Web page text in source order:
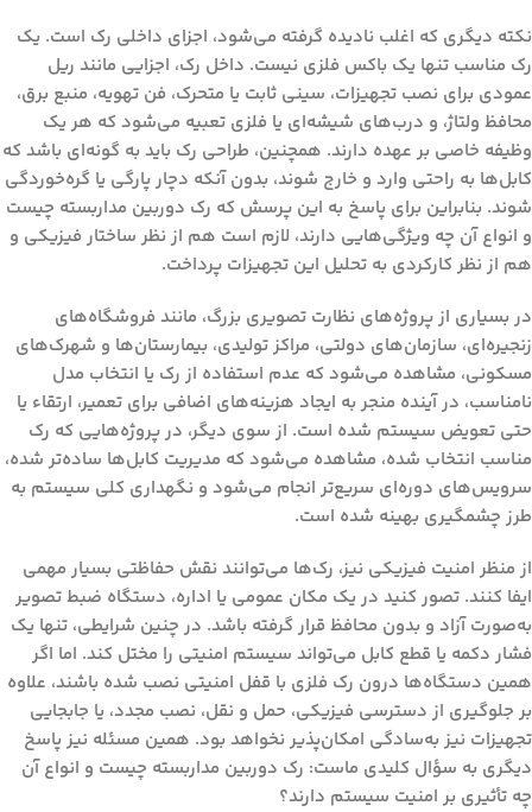
نکته دیگری که اغلب نادیده گرفته می‌شود، اجزای داخلی رک است. یک
رک مناسب تنها یک باکس فلزی نیست. داخل رک، اجزایی مانند ریل
عمودی برای نصب تجهیزات، سینی ثابت یا متحرک، فن تهویه، منبع برق،
محافظ ولتاژ، و درب‌های شیشه‌ای یا فلزی تعبیه می‌شود که هر یک
وظیفه خاصی بر عهده دارند. همچنین، طراحی رک باید به گونه‌ای باشد که
کابل‌ها به راحتی وارد و خارج شوند، بدون آنکه دچار پارگی یا گره‌خوردگی
شوند. بنابراین برای پاسخ به این پرسش که رک دوربین مداربسته چیست
و انواع آن چه ویژگی‌هایی دارند، لازم است هم از نظر ساختار فیزیکی و
هم از نظر کارکردی به تحلیل این تجهیزات پرداخت.
در بسیاری از پروژه‌های نظارت تصویری بزرگ، مانند فروشگاه‌های
زنجیره‌ای، سازمان‌های دولتی، مراکز تولیدی، بیمارستان‌ها و شهرک‌های
مسکونی، مشاهده می‌شود که عدم استفاده از رک یا انتخاب مدل
نامناسب، در آینده منجر به ایجاد هزینه‌های اضافی برای تعمیر، ارتقاء یا
حتی تعویض سیستم شده است. از سوی دیگر، در پروژه‌هایی که رک
مناسب انتخاب شده، مشاهده می‌شود که مدیریت کابل‌ها ساده‌تر شده،
سرویس‌های دوره‌ای سریع‌تر انجام می‌شود و نگهداری کلی سیستم به
طرز چشمگیری بهینه شده است.
از منظر امنیت فیزیکی نیز، رک‌ها می‌توانند نقش حفاظتی بسیار مهمی
ایفا کنند. تصور کنید در یک مکان عمومی یا اداره، دستگاه ضبط تصویر
به‌صورت آزاد و بدون محافظ قرار گرفته باشد. در چنین شرایطی، تنها یک
فشار دکمه یا قطع کابل می‌تواند سیستم امنیتی را مختل کند. اما اگر
همین دستگاه‌ها درون رک فلزی با قفل امنیتی نصب شده باشند، علاوه
بر جلوگیری از دسترسی فیزیکی، حمل و نقل، نصب مجدد، یا جابجایی
تجهیزات نیز به‌سادگی امکان‌پذیر نخواهد بود. همین مسئله نیز پاسخ
دیگری به سؤال کلیدی ماست: رک دوربین مداربسته چیست و انواع آن
چه تأثیری بر امنیت سیستم دارند؟